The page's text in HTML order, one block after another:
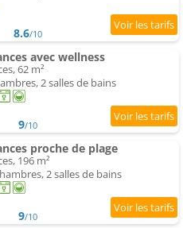
8.6/10
avec wellness
62 m²
2 salles de bains
9/10
proche de plage
196 m²
2 salles de bains
9/10